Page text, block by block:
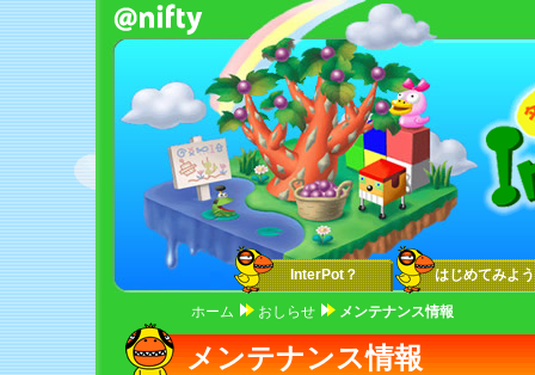
InterPot？ はじめてみよう
ホーム おしらせ メンテナンス情報
メンテナンス情報